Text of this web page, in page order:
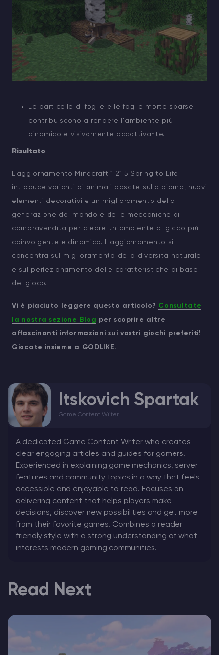
Le particelle di foglie e le foglie morte sparse
contribuiscono a rendere l'ambiente più
dinamico e visivamente accattivante.
Risultato
L'aggiornamento Minecraft 1.21.5 Spring to Life
introduce varianti di animali basate sulla bioma, nuovi
elementi decorativi e un miglioramento della
generazione del mondo e delle meccaniche di
compravendita per creare un ambiente di gioco più
coinvolgente e dinamico. L'aggiornamento si
concentra sul miglioramento della diversità naturale
e sul perfezionamento delle caratteristiche di base
del gioco.
Vi è piaciuto leggere questo articolo? Consultate
la nostra sezione Blog per scoprire altre
affascinanti informazioni sui vostri giochi preferiti!
Giocate insieme a GODLIKE.
Itskovich Spartak
Game Content Writer
A dedicated Game Content Writer who creates
clear engaging articles and guides for gamers.
Experienced in explaining game mechanics, server
features and community topics in a way that feels
accessible and enjoyable to read. Focuses on
delivering content that helps players make
decisions, discover new possibilities and get more
from their favorite games. Combines a reader
friendly style with a strong understanding of what
interests modern gaming communities.
Read Next